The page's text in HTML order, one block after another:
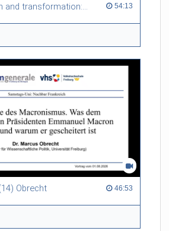
Between tradition and transformation: how owners, advisers and institutions co-create knowledge for resilient forests in Europe 54:13
Obrecht 46:53